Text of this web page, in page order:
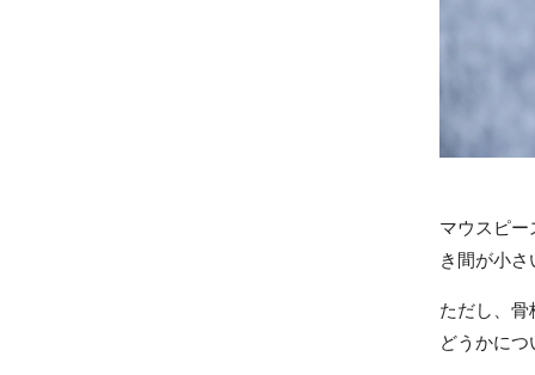
マウスピ
き間が小
ただし、
どうかに